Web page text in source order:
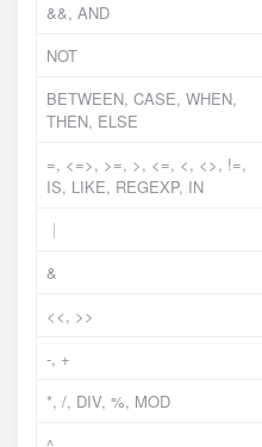
&&, AND
NOT
BETWEEN, CASE, WHEN,
THEN, ELSE
=, <=>, >=, >, <=, <, <>, !=,
IS, LIKE, REGEXP, IN
｜
&
<<, >>
-, +
*, /, DIV, %, MOD